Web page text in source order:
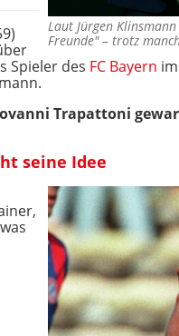
Laut Jürgen
Freunde" – trotz
Spieler des FC Bayern
Trapattoni
seine Idee